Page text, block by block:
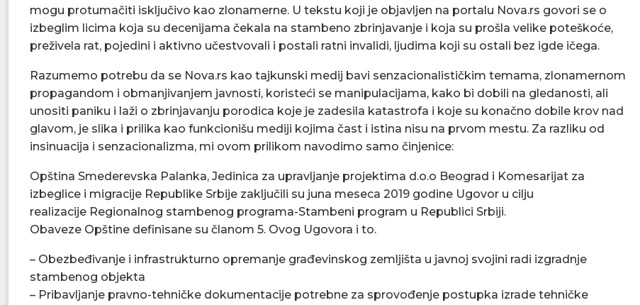
mogu protumačiti isključivo kao zlonamerne. U tekstu koji je objavljen na portalu Nova.rs govori se o
izbeglim licima koja su decenijama čekala na stambeno zbrinjavanje i koja su prošla velike poteškoće,
preživela rat, pojedini i aktivno učestvovali i postali ratni invalidi, ljudima koji su ostali bez igde ičega.
Razumemo potrebu da se Nova.rs kao tajkunski medij bavi senzacionalističkim temama, zlonamernom
propagandom i obmanjivanjem javnosti, koristeći se manipulacijama, kako bi dobili na gledanosti, ali
unositi paniku i laži o zbrinjavanju porodica koje je zadesila katastrofa i koje su konačno dobile krov nad
glavom, je slika i prilika kao funkcionišu mediji kojima čast i istina nisu na prvom mestu. Za razliku od
insinuacija i senzacionalizma, mi ovom prilikom navodimo samo činjenice:
Opština Smederevska Palanka, Jedinica za upravljanje projektima d.o.o Beograd i Komesarijat za
izbeglice i migracije Republike Srbije zaključili su juna meseca 2019 godine Ugovor u cilju
realizacije Regionalnog stambenog programa-Stambeni program u Republici Srbiji.
Obaveze Opštine definisane su članom 5. Ovog Ugovora i to.
– Obezbeđivanje i infrastrukturno opremanje građevinskog zemljišta u javnoj svojini radi izgradnje
stambenog objekta
– Pribavljanje pravno-tehničke dokumentacije potrebne za sprovođenje postupka izrade tehničke